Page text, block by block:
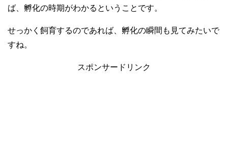
ば、孵化の時期がわかるということです。
せっかく飼育するのであれば、孵化の瞬間も見てみたいで
すね。
スポンサードリンク